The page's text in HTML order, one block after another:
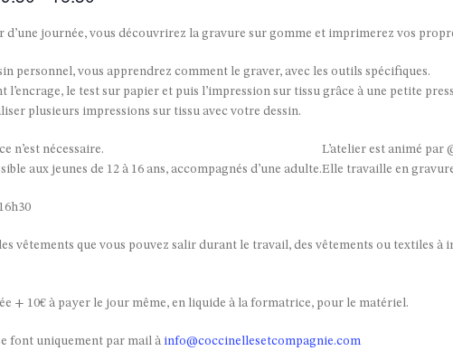
d’une journée, vous découvrirez la gravure sur gomme et imprimerez vos
personnel, vous apprendrez comment le graver, avec les outils spécifiques.
l’encrage, le test sur papier et puis l’impression sur tissu grâce à une petite
plusieurs impressions sur tissu avec votre dessin.
n’est nécessaire.
aux jeunes de 12 à 16 ans, accompagnés d’une adulte.
L’atelier est animé par
Elle travaille en
vêtements que vous pouvez salir durant le travail, des vêtements ou textiles
+ 10€ à payer le jour même, en liquide à la formatrice, pour le matériel.
font uniquement par mail à info@coccinellesetcompagnie.com